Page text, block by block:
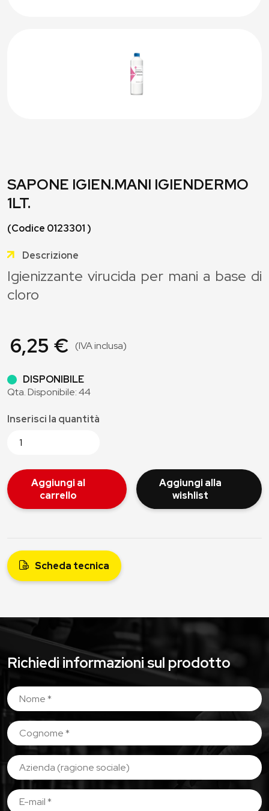
SAPONE IGIEN.MANI IGIENDERMO
1LT.
(Codice 0123301 )
Descrizione
Igienizzante virucida per mani a base di
cloro
6,25 € (IVA inclusa)
DISPONIBILE
Qta. Disponibile: 44
Inserisci la quantità
Aggiungi al
carrello
Aggiungi alla
wishlist
Scheda tecnica
Richiedi informazioni sul prodotto